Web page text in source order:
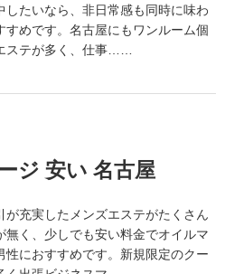
したいなら、非日常感も同時に味わ
すめです。名古屋にもワンルーム個
ステが多く、仕事……
ジ 安い 名古屋
が充実したメンズエステがたくさん
無く、少しでも安い料金でオイルマ
性におすすめです。新規限定のクー